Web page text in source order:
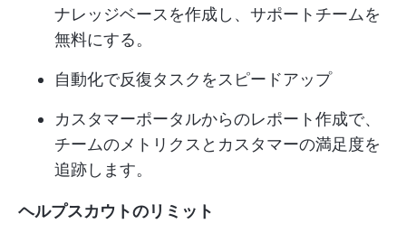
ナレッジベースを作成し、サポートチームを
無料にする。
自動化で反復タスクをスピードアップ
カスタマーポータルからのレポート作成で、
チームのメトリクスとカスタマーの満足度を
追跡します。
ヘルプスカウトのリミット